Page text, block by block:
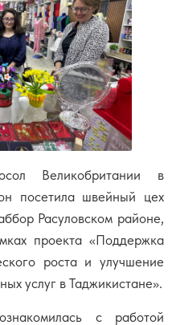
Великобритании в
посетила швейный цех
Расуловском районе,
проекта «Поддержка
роста и улучшение
услуг в Таджикистане».
с работой